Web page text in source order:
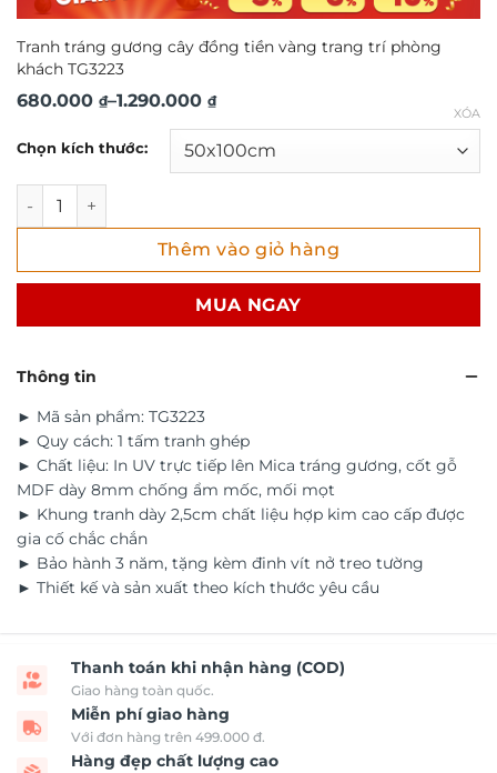
Tranh tráng gương cây đồng tiền vàng trang trí phòng
khách TG3223
680.000 ₫–1.290.000 ₫
Khoảng
680.000 ₫
đến
1.290.000 ₫
Chọn kích thước:
XÓA
Tranh tráng gương cây đồng tiền vàng trang trí phòng
Thêm vào giỏ hàng
MUA NGAY
Thông tin
► Mã sản phẩm: TG3223
► Quy cách: 1 tấm tranh ghép
► Chất liệu: In UV trực tiếp lên Mica tráng gương, cốt gỗ
MDF dày 8mm chống ẩm mốc, mối mọt
► Khung tranh dày 2,5cm chất liệu hợp kim cao cấp được
gia cố chắc chắn
► Bảo hành 3 năm, tặng kèm đinh vít nở treo tường
► Thiết kế và sản xuất theo kích thước yêu cầu
Thanh toán khi nhận hàng (COD)
Giao hàng toàn quốc.
Miễn phí giao hàng
Với đơn hàng trên 499.000 đ.
Hàng đẹp chất lượng cao